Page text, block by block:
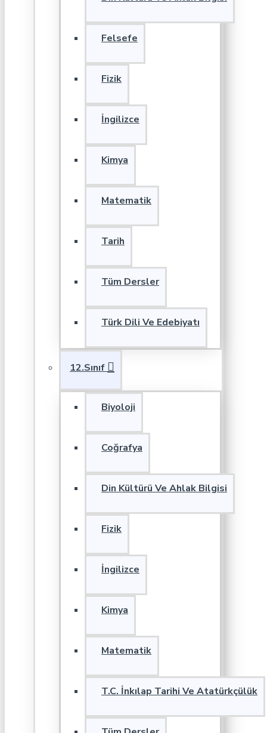
Felsefe
Fizik
İngilizce
Kimya
Matematik
Tarih
Tüm Dersler
Türk Dili Ve Edebiyatı
12.Sınıf
Biyoloji
Coğrafya
Din Kültürü Ve Ahlak Bilgisi
Fizik
İngilizce
Kimya
Matematik
T.C. İnkılap Tarihi Ve Atatürkçülük